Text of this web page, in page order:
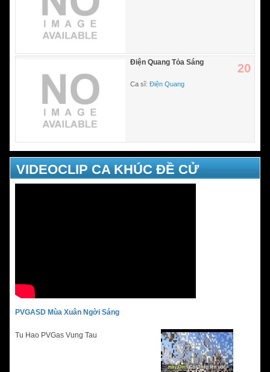
Điện Quang Tỏa Sáng 20
Ca sĩ: Điện Quang
VIDEOCLIP CA KHÚC ĐỀ CỬ
PVGASD Mùa Xuân Ngời Sáng
Tu Hao PVGas Vung Tau